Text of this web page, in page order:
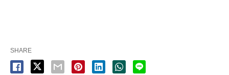
SHARE